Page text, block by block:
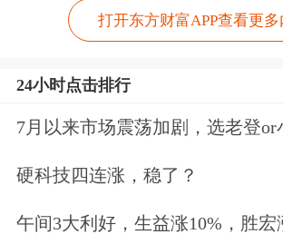
数据显示，在用户描述的时
辅助指令，导致车辆激活泊
（激活条件是车辆要在手机
距离之内），并启动泊出车
小米公司还表示，针对用户
打开东方财富APP查看更多
24小时点击排行
7月以来市场震荡加剧，选老登or
硬科技四连涨，稳了？
午间3大利好，生益涨10%，胜宏